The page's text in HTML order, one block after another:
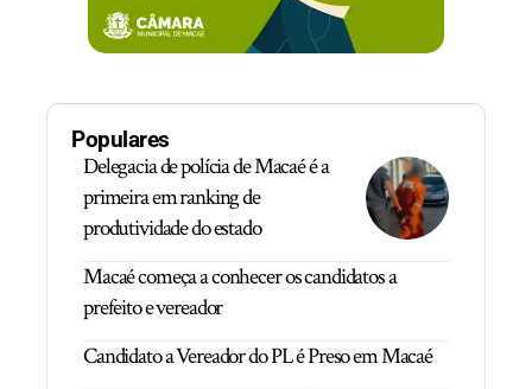
Populares
Delegacia de polícia de Macaé é a
primeira em ranking de
produtividade do estado
Macaé começa a conhecer os candidatos a
prefeito e vereador
Candidato a Vereador do PL é Preso em Macaé